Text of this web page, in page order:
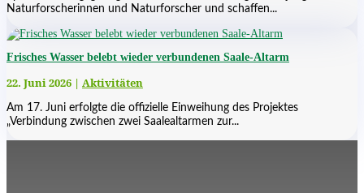
Naturforscherinnen und Naturforscher und schaffen...
Frisches Wasser belebt wieder verbundenen Saale-Altarm
22. Juni 2026 | Aktivitäten
Am 17. Juni erfolgte die offizielle Einweihung des Projektes
„Verbindung zwischen zwei Saalealtarmen zur...